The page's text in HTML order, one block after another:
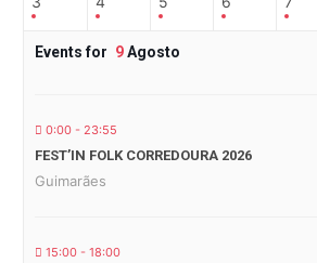
Events for 9Agosto
0:00 - 23:55
FEST’IN FOLK CORREDOURA 2026
Guimarães
15:00 - 18:00